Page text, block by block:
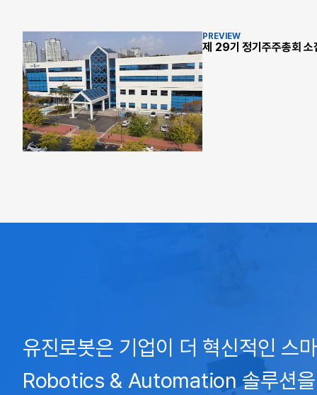
제 29기 정기주주총회 소
PREVIEW
유진로봇은 기업이 더 혁신적인 스
Robotics & Automation 솔루션을